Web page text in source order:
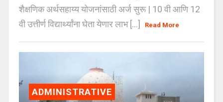
शैक्षणिक अर्थसहाय्य योजनांसाठी अर्ज सुरू | 10 वी आणि 12
वी उत्तीर्ण विद्यार्थ्यांना घेता येणार लाभ [...]
Read More
ADMINISTRATIVE